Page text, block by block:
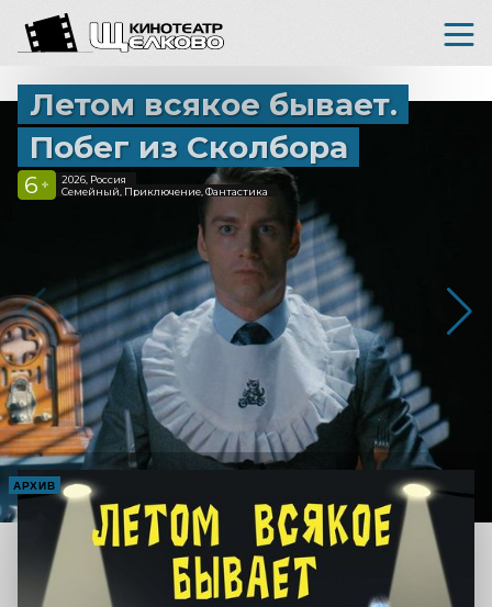
Летом всякое бывает.
Побег из Сколбора
6 +
2026, Россия
Семейный, Приключение, Фантастика
АРХИВ